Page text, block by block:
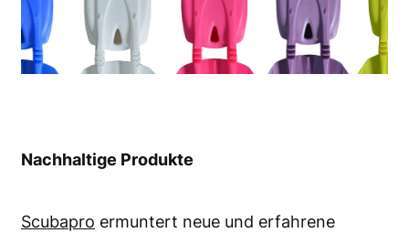
Nachhaltige Produkte
Scubapro ermuntert neue und erfahrene